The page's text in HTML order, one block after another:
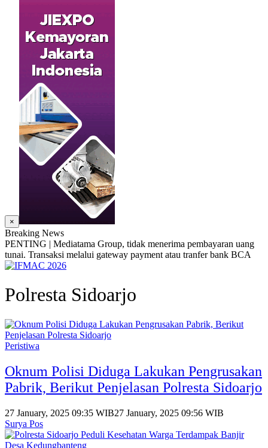
×
Breaking News
PENTING | Mediatama Group, tidak menerima pembayaran uang
tunai. Transaksi melalui gateway payment atau tranfer bank BCA
Polresta Sidoarjo
Peristiwa
Oknum Polisi Diduga Lakukan Pengrusakan
Pabrik, Berikut Penjelasan Polresta Sidoarjo
27 January, 2025 09:35 WIB27 January, 2025 09:56 WIB
Surya Pos